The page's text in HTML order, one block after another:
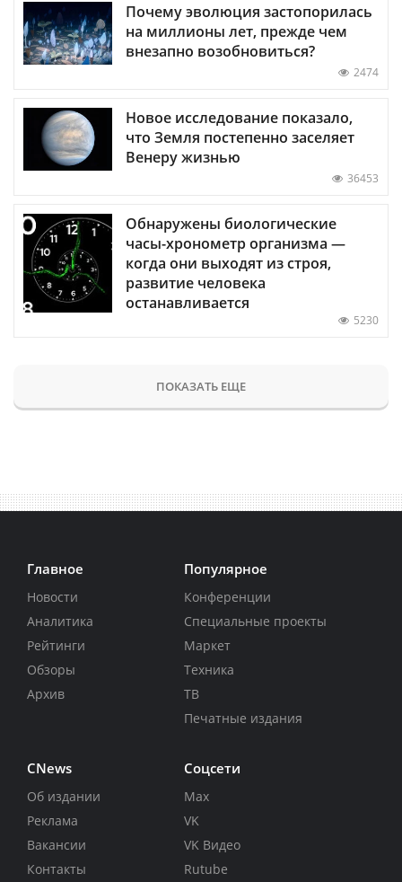
Почему эволюция застопорилась
на миллионы лет, прежде чем
внезапно возобновиться?
2474
Новое исследование показало,
что Земля постепенно заселяет
Венеру жизнью
36453
Обнаружены биологические
часы-хронометр организма —
когда они выходят из строя,
развитие человека
останавливается
5230
ПОКАЗАТЬ ЕЩЕ
Главное
Новости
Аналитика
Рейтинги
Обзоры
Архив
Популярное
Конференции
Специальные проекты
Маркет
Техника
ТВ
Печатные издания
CNews
Об издании
Реклама
Вакансии
Контакты
Соцсети
Max
VK
VK Видео
Rutube